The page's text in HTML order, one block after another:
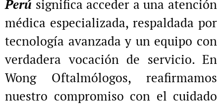
Perú significa acceder a una atención
médica especializada, respaldada por
tecnología avanzada y un equipo con
verdadera vocación de servicio. En
Wong Oftalmólogos, reafirmamos
nuestro compromiso con el cuidado